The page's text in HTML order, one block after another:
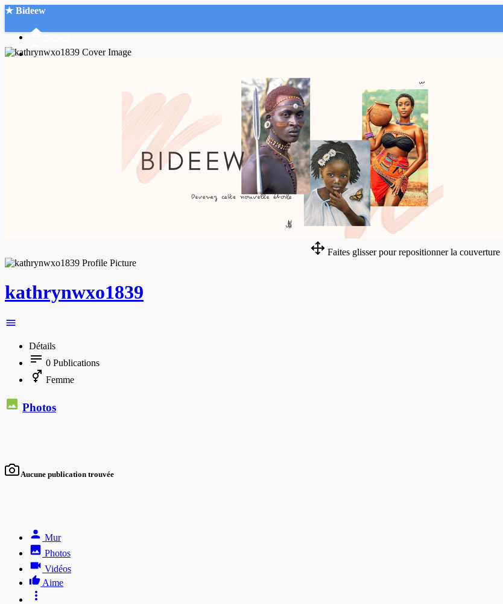
★ Bideew
Faites glisser pour repositionner la couverture
kathrynwxo1839
Détails
0 Publications
Femme
Photos
Aucune publication trouvée
Mur
Photos
Vidéos
Aime